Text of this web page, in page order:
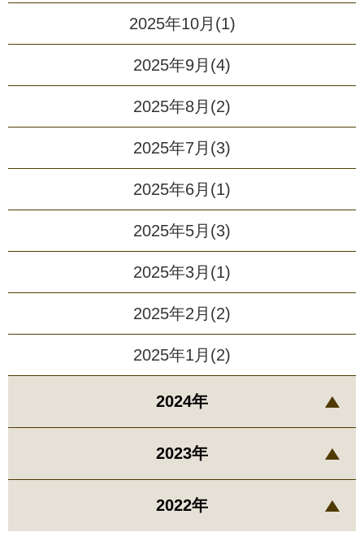
2025年10月(1)
2025年9月(4)
2025年8月(2)
2025年7月(3)
2025年6月(1)
2025年5月(3)
2025年3月(1)
2025年2月(2)
2025年1月(2)
2024年
2023年
2022年